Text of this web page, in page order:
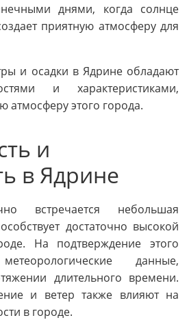
днями, когда солнце
приятную атмосферу для
и осадки в Ядрине обладают
и характеристиками,
атмосферу этого города.
и
в Ядрине
встречается небольшая
достаточно высокой
На подтверждение этого
данные,
длительного времени.
и ветер также влияют на
в городе.